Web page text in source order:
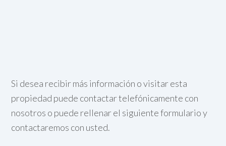
Si desea recibir más información o visitar esta
propiedad puede contactar telefónicamente con
nosotros o puede rellenar el siguiente formulario y
contactaremos con usted.